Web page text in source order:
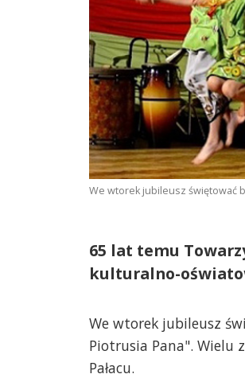
We wtorek jubileusz świętować
65 lat temu
kulturalno-
We wtorek jubileusz
Piotrusia Pana".
Pałacu.